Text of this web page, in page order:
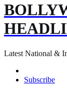
Latest National &
Subscribe